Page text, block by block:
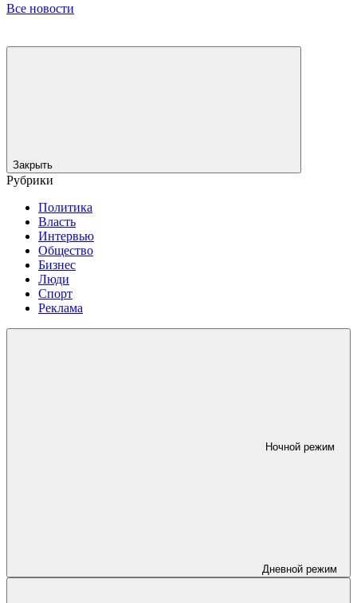
Все новости
Закрыть
Рубрики
Политика
Власть
Интервью
Общество
Бизнес
Люди
Спорт
Реклама
Ночной режим
Дневной режим